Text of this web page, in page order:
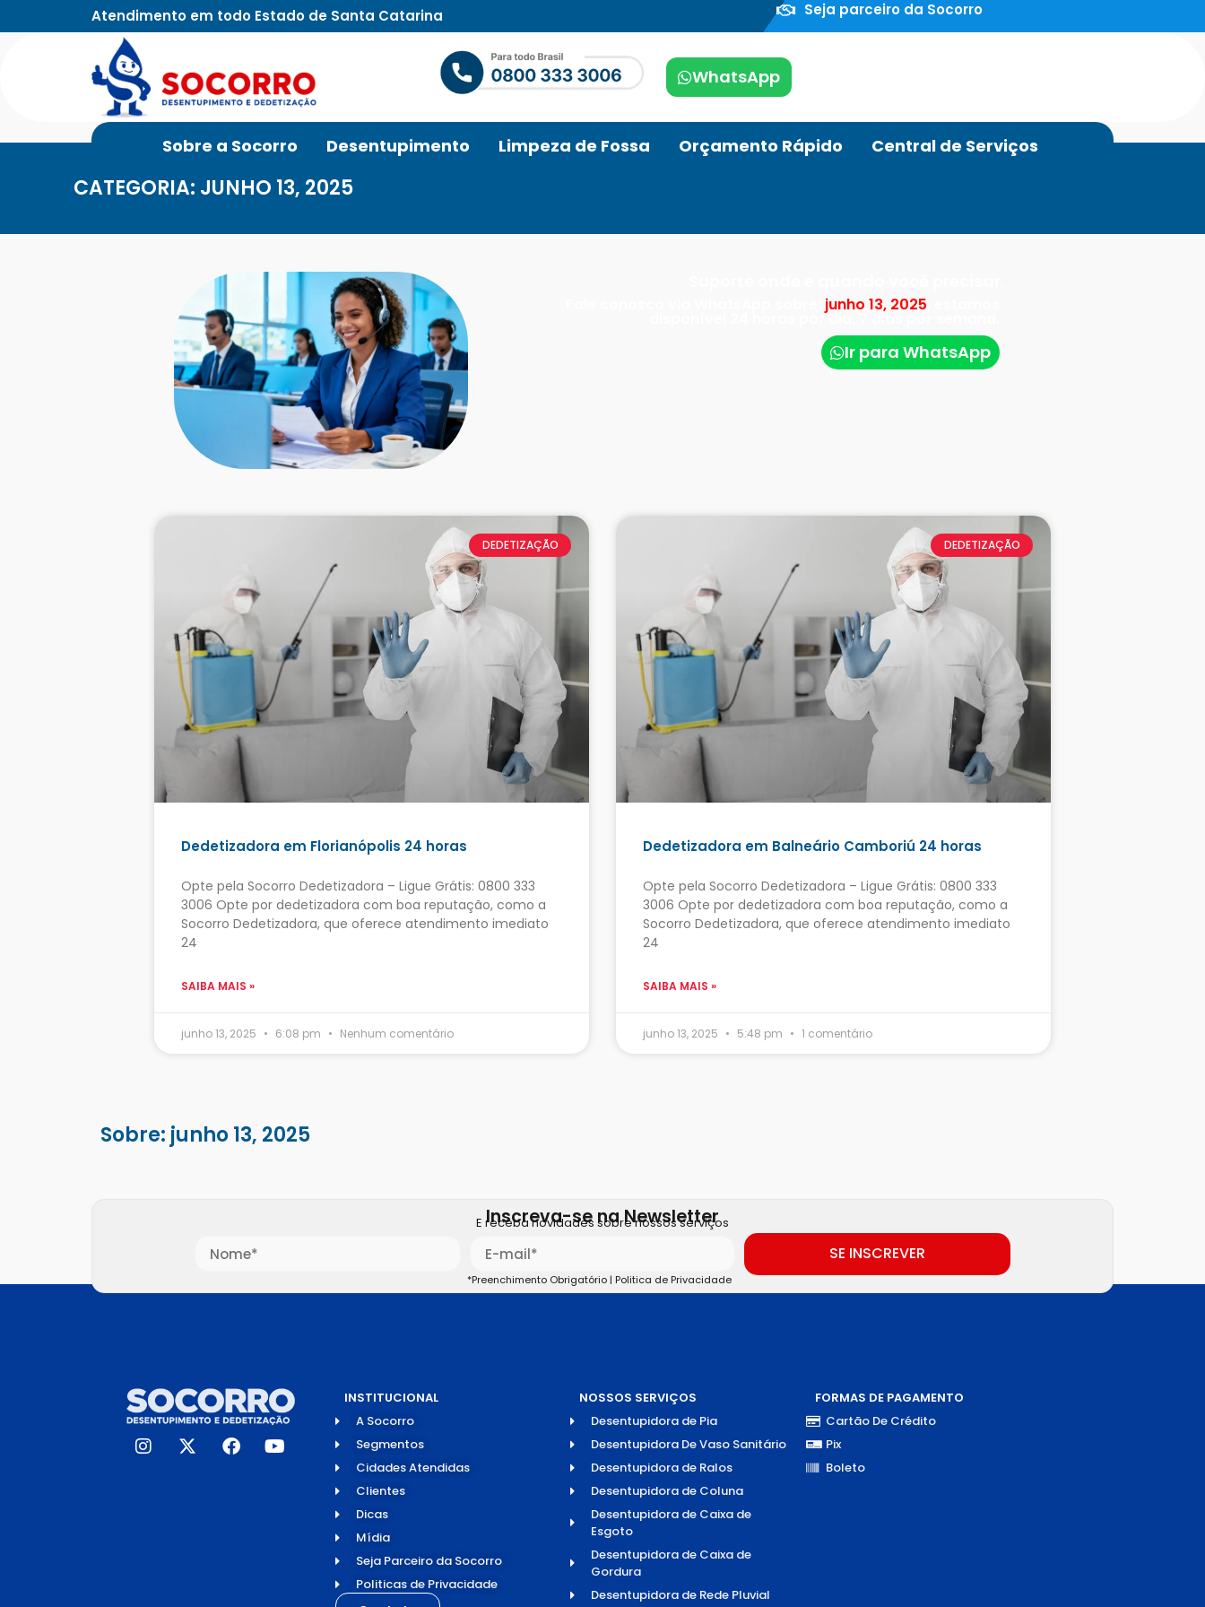
Atendimento em todo Estado de Santa Catarina Seja parceiro da Socorro
WhatsApp
Sobre a Socorro Desentupimento Limpeza de Fossa Orçamento Rápido Central de Serviços
CATEGORIA: JUNHO 13, 2025
junho 13, 2025
disponível 24 horas por dia, 7 dias por semana.
Ir para WhatsApp
DEDETIZAÇÃO
Dedetizadora em Florianópolis 24 horas
Opte pela Socorro Dedetizadora – Ligue Grátis: 0800 333
3006 Opte por dedetizadora com boa reputação, como a
Socorro Dedetizadora, que oferece atendimento imediato
24
SAIBA MAIS »
junho 13, 2025 6:08 pm Nenhum comentário
DEDETIZAÇÃO
Dedetizadora em Balneário Camboriú 24 horas
Opte pela Socorro Dedetizadora – Ligue Grátis: 0800 333
3006 Opte por dedetizadora com boa reputação, como a
Socorro Dedetizadora, que oferece atendimento imediato
24
SAIBA MAIS »
junho 13, 2025 5:48 pm 1 comentário
Sobre: junho 13, 2025
Inscreva-se na Newsletter
E receba novidades sobre nossos serviços
SE INSCREVER
*Preenchimento Obrigatório | Politica de Privacidade
INSTITUCIONAL
A Socorro
Segmentos
Cidades Atendidas
Clientes
Dicas
Mídia
Seja Parceiro da Socorro
Politicas de Privacidade
NOSSOS SERVIÇOS
Desentupidora de Pia
Desentupidora De Vaso Sanitário
Desentupidora de Ralos
Desentupidora de Coluna
Desentupidora de Caixa de
Esgoto
Desentupidora de Caixa de
Gordura
Desentupidora de Rede Pluvial
FORMAS DE PAGAMENTO
Cartão De Crédito
Pix
Boleto